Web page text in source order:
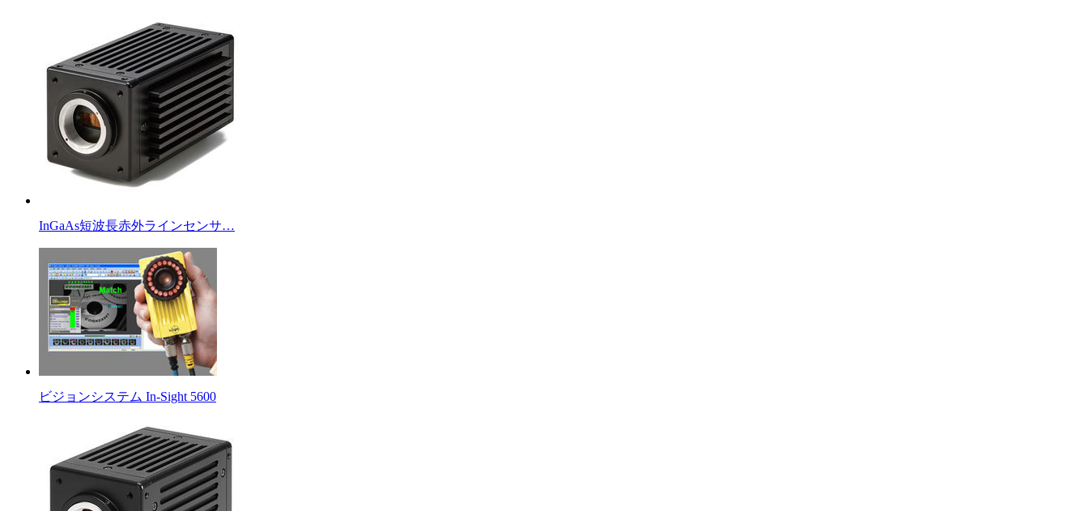
InGaAs短波長赤外ラインセンサ…
ビジョンシステム In-Sight 5600